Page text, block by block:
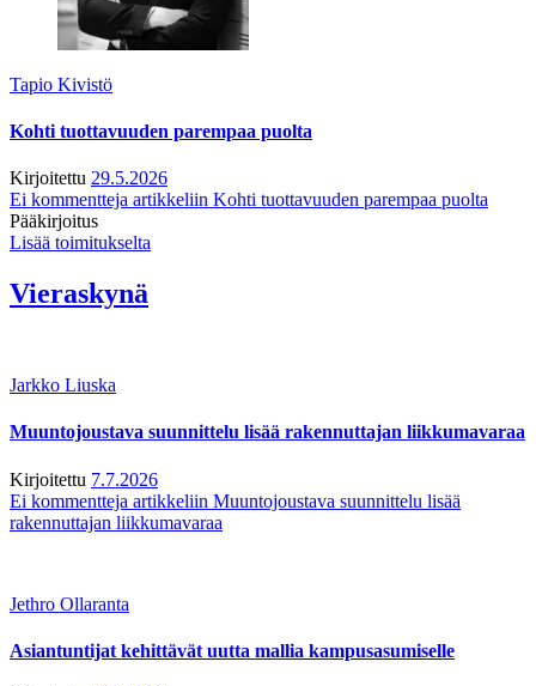
Tapio Kivistö
Kohti tuottavuuden parempaa puolta
Kirjoitettu 29.5.2026
Ei kommentteja artikkeliin Kohti tuottavuuden parempaa puolta
Pääkirjoitus
Lisää toimitukselta
Vieraskynä
Jarkko Liuska
Muuntojoustava suunnittelu lisää rakennuttajan liikkumavaraa
Kirjoitettu 7.7.2026
Ei kommentteja artikkeliin Muuntojoustava suunnittelu lisää
rakennuttajan liikkumavaraa
Jethro Ollaranta
Asiantuntijat kehittävät uutta mallia kampusasumiselle